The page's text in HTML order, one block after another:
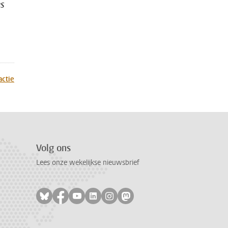
Volg ons
Lees onze wekelijkse nieuwsbrief
Volg ons op bluesky
Volg ons op facebook
Volg ons op youtube
Volg ons op linkedin
Volg ons op instagram
Volg ons op mastodon